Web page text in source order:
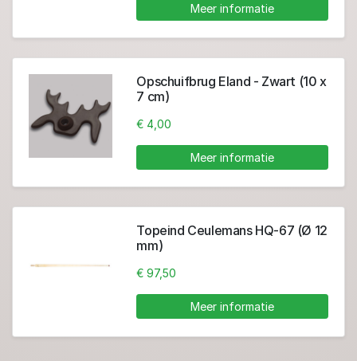
Meer informatie
Opschuifbrug Eland - Zwart (10 x
7 cm)
€ 4,00
Meer informatie
Topeind Ceulemans HQ-67 (Ø 12
mm)
€ 97,50
Meer informatie